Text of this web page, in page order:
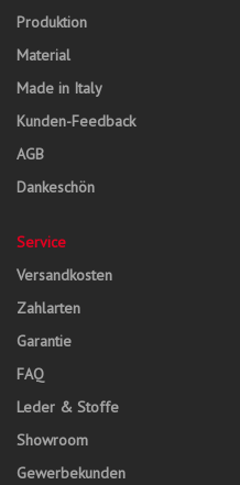
Produktion
Material
Made in Italy
Kunden-Feedback
AGB
Dankeschön
Service
Versandkosten
Zahlarten
Garantie
FAQ
Leder & Stoffe
Showroom
Gewerbekunden